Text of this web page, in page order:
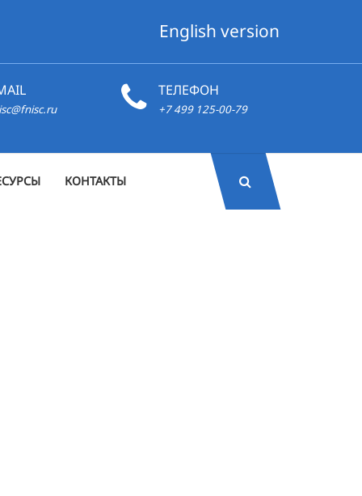
English version
ТЕЛЕФОН
+7 499 125-00-79
КОНТАКТЫ